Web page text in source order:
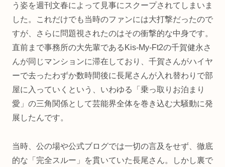
う姿を週刊文春によって見事にスクープされてしまいま
した。これだけでも当時のファンには大打撃だったので
すが、さらに問題視されたのはその衝撃的な中身です。
直前まで事務所の大先輩であるKis-My-Ft2の千賀健永さ
んが同じマンションに滞在しており、千賀さんがハイヤ
ーで去ったわずか数時間後に長尾さんが入れ替わりで部
屋に入っていくという、いわゆる「乗っ取りお泊まり
愛」の三角関係として芸能界全体を巻き込む大騒動に発
展したんです。
当時、公の場や公式ブログでは一切の言及をせず、徹底
的な「完全スルー」を貫いていた長尾さん。しかし裏で